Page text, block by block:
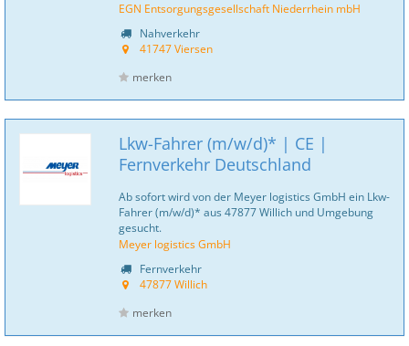
EGN Entsorgungsgesellschaft Niederrhein mbH
Nahverkehr
41747 Viersen
merken
Lkw-Fahrer (m/w/d)* | CE |
Fernverkehr Deutschland
Ab sofort wird von der Meyer logistics GmbH ein Lkw-
Fahrer (m/w/d)* aus 47877 Willich und Umgebung
gesucht.
Meyer logistics GmbH
Fernverkehr
47877 Willich
merken